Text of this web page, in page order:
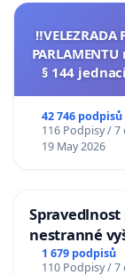
‼️VELEZRADA
§ 144
42 746 podpisů
116 Podpisy / 7
19 May 2026
nestranné
1 679 podpisů
110 Podpisy / 7